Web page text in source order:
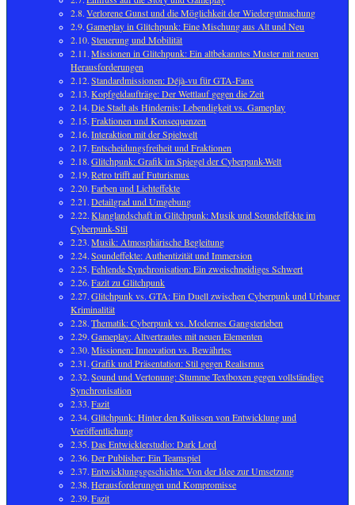
Verlorene Gunst und die Möglichkeit der Wiedergutmachung
Gameplay in Glitchpunk: Eine Mischung aus Alt und Neu
Steuerung und Mobilität
Missionen in Glitchpunk: Ein altbekanntes Muster mit neuen
Herausforderungen
Standardmissionen: Déjà-vu für GTA-Fans
Kopfgeldaufträge: Der Wettlauf gegen die Zeit
Die Stadt als Hindernis: Lebendigkeit vs. Gameplay
Fraktionen und Konsequenzen
Interaktion mit der Spielwelt
Entscheidungsfreiheit und Fraktionen
Glitchpunk: Grafik im Spiegel der Cyberpunk-Welt
Retro trifft auf Futurismus
Farben und Lichteffekte
Detailgrad und Umgebung
Klanglandschaft in Glitchpunk: Musik und Soundeffekte im
Cyberpunk-Stil
Musik: Atmosphärische Begleitung
Soundeffekte: Authentizität und Immersion
Fehlende Synchronisation: Ein zweischneidiges Schwert
Fazit zu Glitchpunk
Glitchpunk vs. GTA: Ein Duell zwischen Cyberpunk und Urbaner
Kriminalität
Thematik: Cyberpunk vs. Modernes Gangsterleben
Gameplay: Altvertrautes mit neuen Elementen
Missionen: Innovation vs. Bewährtes
Grafik und Präsentation: Stil gegen Realismus
Sound und Vertonung: Stumme Textboxen gegen vollständige
Synchronisation
Fazit
Glitchpunk: Hinter den Kulissen von Entwicklung und
Veröffentlichung
Das Entwicklerstudio: Dark Lord
Der Publisher: Ein Teamspiel
Entwicklungsgeschichte: Von der Idee zur Umsetzung
Herausforderungen und Kompromisse
Fazit